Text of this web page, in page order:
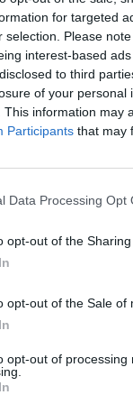
for targeted
selection. Please
interest-based
to third
of your personal
This information may
Participants that may
Data Processing Opt
opt-out of the
opt-out of the Sale of
opt-out of
της,
θεώρησε πως
διασώστες
και χρήση
όπου οι
και